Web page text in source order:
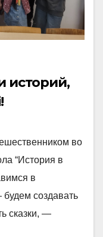
историй,
во
“История в
в
создавать
сказки, —